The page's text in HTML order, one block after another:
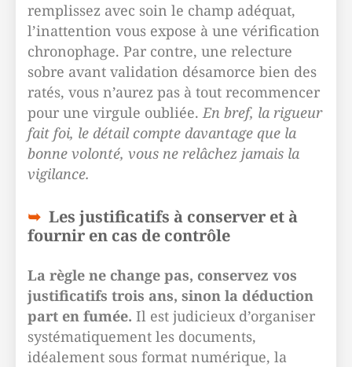
remplissez avec soin le champ adéquat,
l’inattention vous expose à une vérification
chronophage. Par contre, une relecture
sobre avant validation désamorce bien des
ratés, vous n’aurez pas à tout recommencer
pour une virgule oubliée.En bref, la rigueur
fait foi, le détail compte davantage que la
bonne volonté, vous ne relâchez jamais la
vigilance.
Les justificatifs à conserver et à
fournir en cas de contrôle
La règle ne change pas, conservez vos
justificatifs trois ans, sinon la déduction
part en fumée. Il est judicieux d’organiser
systématiquement les documents,
idéalement sous format numérique, la